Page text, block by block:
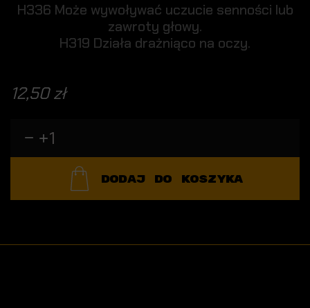
H336 Może wywoływać uczucie senności lub
zawroty głowy.
H319 Działa drażniąco na oczy.
12,50 zł
DODAJ DO KOSZYKA